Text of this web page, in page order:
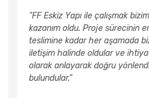
"FF Eskiz Yapı ile çalışmak
kazanım oldu. Proje sürecinin
teslimine kadar her aşamada
iletişim halinde oldular ve
olarak anlayarak doğru
bulundular."